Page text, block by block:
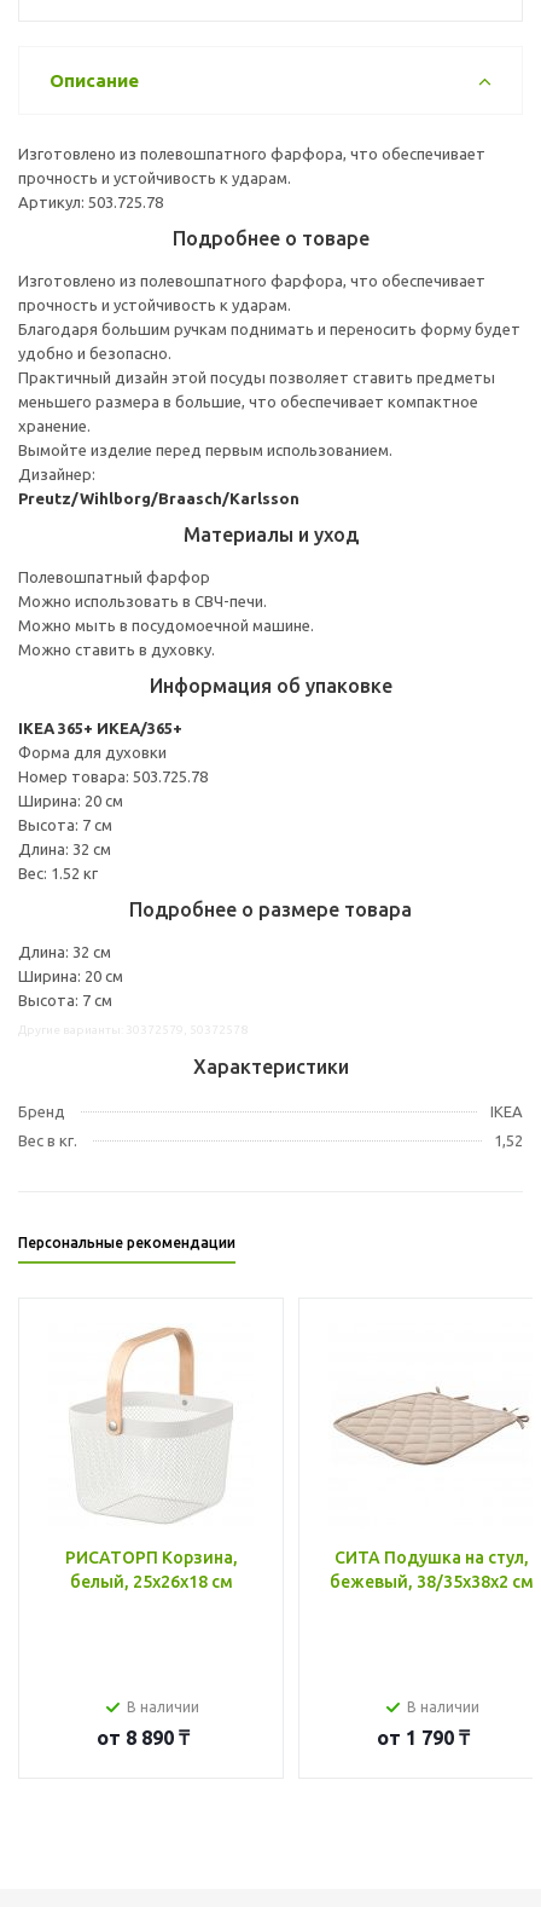
Описание
Изготовлено из полевошпатного фарфора, что обеспечивает
прочность и устойчивость к ударам.
Артикул: 503.725.78
Подробнее о товаре
Изготовлено из полевошпатного фарфора, что обеспечивает
прочность и устойчивость к ударам.
Благодаря большим ручкам поднимать и переносить форму будет
удобно и безопасно.
Практичный дизайн этой посуды позволяет ставить предметы
меньшего размера в большие, что обеспечивает компактное
хранение.
Вымойте изделие перед первым использованием.
Дизайнер:
Preutz/Wihlborg/Braasch/Karlsson
Материалы и уход
Полевошпатный фарфор
Можно использовать в СВЧ-печи.
Можно мыть в посудомоечной машине.
Можно ставить в духовку.
Информация об упаковке
IKEA 365+ ИКЕА/365+
Форма для духовки
Номер товара: 503.725.78
Ширина: 20 см
Высота: 7 см
Длина: 32 см
Вес: 1.52 кг
Подробнее о размере товара
Длина: 32 см
Ширина: 20 см
Высота: 7 см
Характеристики
Бренд
IKEA
Вес в кг.
1,52
Персональные рекомендации
РИСАТОРП Корзина,
белый, 25x26x18 см
В наличии
от 8 890 ₸
СИТА Подушка на стул,
бежевый, 38/35x38x2 см
В наличии
от 1 790 ₸